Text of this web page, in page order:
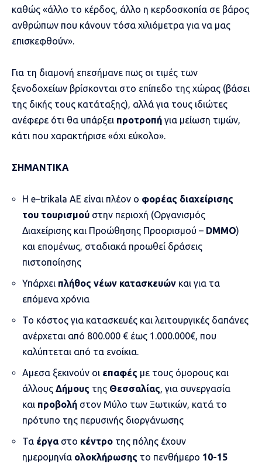
καθώς «άλλο το κέρδος, άλλο η κερδοσκοπία σε βάρος
ανθρώπων που κάνουν τόσα χιλιόμετρα για να μας
επισκεφθούν».
Για τη διαμονή επεσήμανε πως οι τιμές των
ξενοδοχείων βρίσκονται στο επίπεδο της χώρας (βάσει
της δικής τους κατάταξης), αλλά για τους ιδιώτες
ανέφερε ότι θα υπάρξει προτροπή για μείωση τιμών,
κάτι που χαρακτήρισε «όχι εύκολο».
ΣΗΜΑΝΤΙΚΑ
Η e–trikala ΑΕ είναι πλέον ο φορέας διαχείρισης
του τουρισμού στην περιοχή (Οργανισμός
Διαχείρισης και Προώθησης Προορισμού – DMMO)
και επομένως, σταδιακά προωθεί δράσεις
πιστοποίησης
Υπάρχει πλήθος νέων κατασκευών και για τα
επόμενα χρόνια
Το κόστος για κατασκευές και λειτουργικές δαπάνες
ανέρχεται από 800.000 € έως 1.000.000€, που
καλύπτεται από τα ενοίκια.
Αμεσα ξεκινούν οι επαφές με τους όμορους και
άλλους Δήμους της Θεσσαλίας, για συνεργασία
και προβολή στον Μύλο των Ξωτικών, κατά το
πρότυπο της περυσινής διοργάνωσης
Τα έργαστο κέντρο της πόλης έχουν
ημερομηνία ολοκλήρωσης το πενθήμερο 10-15